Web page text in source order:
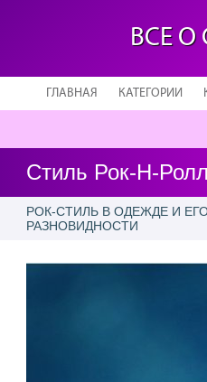
ВСЕ О
ГЛАВНАЯ КАТЕГОРИИ
Стиль Рок-Н-
РОК-СТИЛЬ В ОДЕЖДЕ И
РАЗНОВИДНОСТИ